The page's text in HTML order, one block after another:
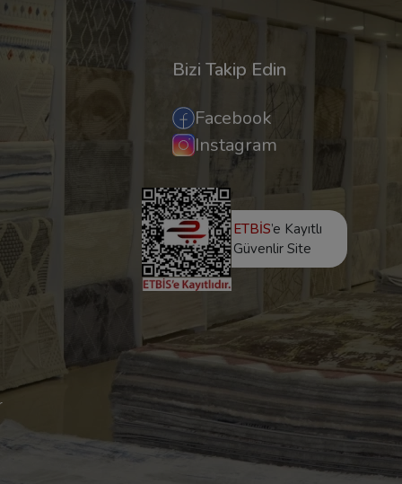
Bizi Takip Edin
Facebook
Instagram
ETBİS’e Kayıtlı
Güvenlir Site